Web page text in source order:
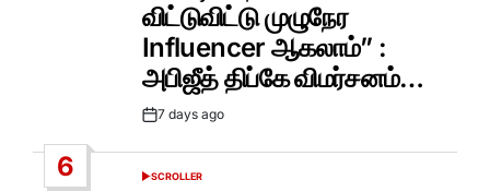
விட்டுவிட்டு முழுநேர
Influencer ஆகலாம்” :
அபிஜீத் திப்கே விமர்சனம்…
Post7 days ago
6
POSTED
SCROLLER